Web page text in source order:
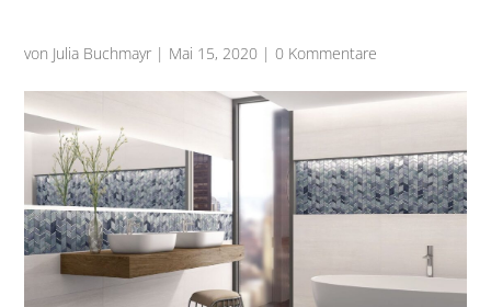
von Julia Buchmayr | Mai 15, 2020 |0 Kommentare